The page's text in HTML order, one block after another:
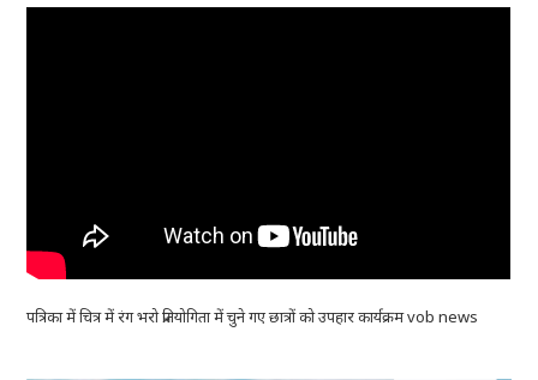
पत्रिका में चित्र में रंग भरो प्रतियोगिता में चुने गए छात्रों को उपहार कार्यक्रम vob news